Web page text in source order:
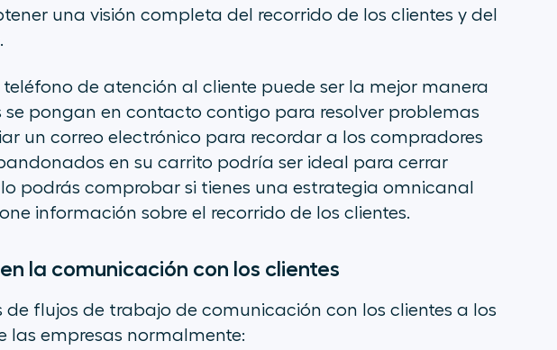
una visión completa del recorrido de los clientes y del
teléfono de atención al cliente puede ser la mejor manera
se pongan en contacto contigo para resolver problemas
un correo electrónico para recordar a los compradores
en su carrito podría ser ideal para cerrar
podrás comprobar si tienes una estrategia omnicanal
información sobre el recorrido de los clientes.
la comunicación con los clientes
flujos de trabajo de comunicación con los clientes a los
las empresas normalmente: